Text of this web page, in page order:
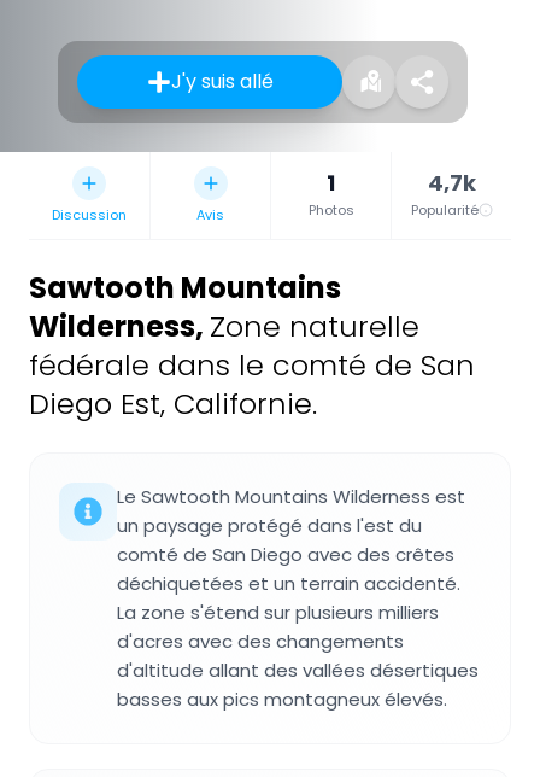
J'y suis allé
Discussion Avis
1
Photos
4,7k
Popularité
Sawtooth Mountains
Wilderness, Zone naturelle
fédérale dans le comté de San
Diego Est, Californie.
Le Sawtooth Mountains Wilderness est
un paysage protégé dans l'est du
comté de San Diego avec des crêtes
déchiquetées et un terrain accidenté.
La zone s'étend sur plusieurs milliers
d'acres avec des changements
d'altitude allant des vallées désertiques
basses aux pics montagneux élevés.